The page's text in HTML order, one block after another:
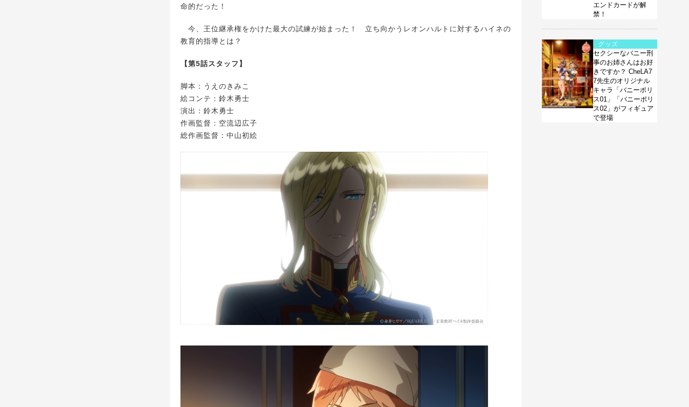
命的だった！
今、王位継承権をかけた最大の試練が始まった！ 立ち向かうレオンハルトに対するハイネの
教育的指導とは？
【第5話スタッフ】
脚本：うえのきみこ
絵コンテ：鈴木勇士
演出：鈴木勇士
作画監督：空流辺広子
総作画監督：中山初絵
エンドカードが解
禁！
グッズ
セクシーなバニー刑
事のお姉さんはお好
きですか？ CheLA7
7先生のオリジナル
キャラ「バニーポリ
ス01」「バニーポリ
ス02」がフィギュア
で登場